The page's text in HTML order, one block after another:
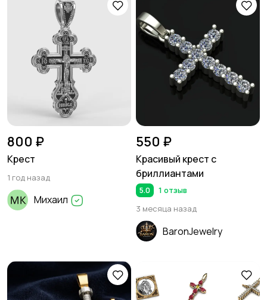
800 ₽
Крест
1 год назад
Михаил
550 ₽
Красивый крест с
бриллиантами
5.0
1 отзыв
3 месяца назад
BaronJewelry